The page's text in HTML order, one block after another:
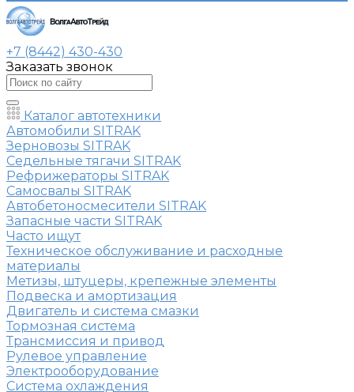
+7 (8442) 430-430
Заказать звонок
Каталог автотехники
Автомобили SITRAK
Зерновозы SITRAK
Седельные тягачи SITRAK
Рефрижераторы SITRAK
Самосвалы SITRAK
Автобетоносмесители SITRAK
Запасные части SITRAK
Часто ищут
Техническое обслуживание и расходные
материалы
Метизы, штуцеры, крепежные элементы
Подвеска и амортизация
Двигатель и система смазки
Тормозная система
Трансмиссия и привод
Рулевое управление
Электрооборудование
Система охлаждения